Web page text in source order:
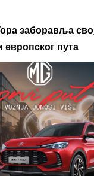
заборавља
европског пута